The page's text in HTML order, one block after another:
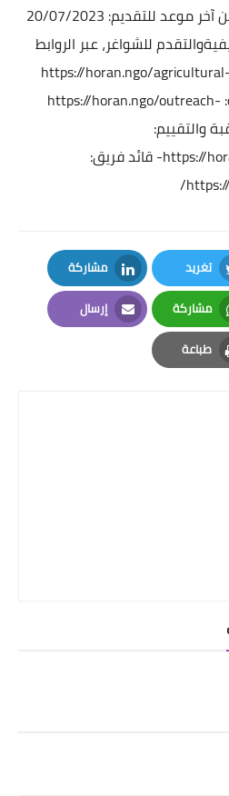
آخر موعد للتقديم: 20/07/2023
للشواغر، عبر الروابط
https://horan.ngo/agricultural-
https://horan.ngo/outreach-
https://
تغريد
Twitter
مشاركة
LinkedIn
مشاركة
Whatsapp
إرسال
Email
طباعة
Print